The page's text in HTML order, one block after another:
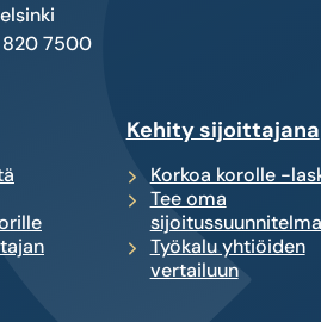
820 7500
Kehity sijoittajana
Korkoa korolle -
Tee oma
sijoitussuunnitelma
Työkalu yhtiöiden
vertailuun